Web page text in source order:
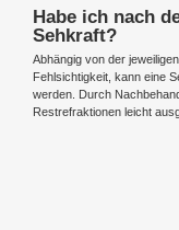
Habe ich nach
Sehkraft?
Abhängig von der
Fehlsichtigkeit, kann eine
werden. Durch
Restrefraktionen leicht